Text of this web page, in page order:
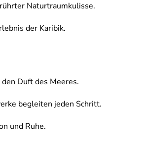
Naturtraumkulisse.
der Karibik.
Duft des Meeres.
begleiten jeden Schritt.
und Ruhe.